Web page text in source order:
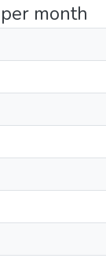
month